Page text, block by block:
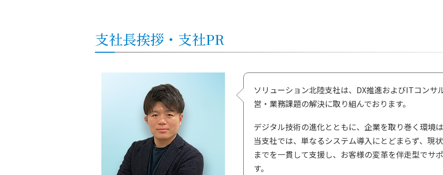
支社長挨拶・ 支社PR
ソリューション北陸支社は、DX推進およびITコンサ
営・業務課題の解決に取り組んでおります。
デジタル技術の進化とともに、企業を取り巻く環境
当支社では、単なるシステム導入にとどまらず、現
までを一貫して支援し、お客様の変革を伴走型でサ
す。